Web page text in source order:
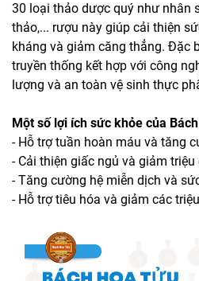
30 loại thảo dược quý như nhân
thảo,... rượu này giúp cải thiện
kháng và giảm căng thẳng. Đặc
truyền thống kết hợp với công
lượng và an toàn vệ sinh thực
Một số lợi ích sức khỏe của
- Hỗ trợ tuần hoàn máu và tăng
- Cải thiện giấc ngủ và giảm
- Tăng cường hệ miễn dịch và
- Hỗ trợ tiêu hóa và giảm các